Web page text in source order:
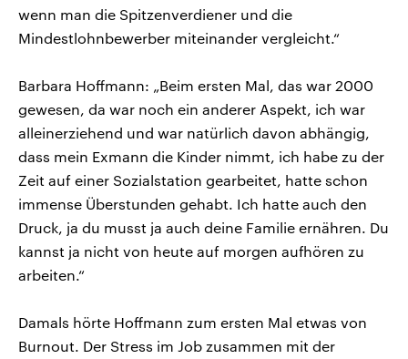
wenn man die Spitzenverdiener und die
Mindestlohnbewerber miteinander vergleicht.“
Barbara Hoffmann: „Beim ersten Mal, das war 2000
gewesen, da war noch ein anderer Aspekt, ich war
alleinerziehend und war natürlich davon abhängig,
dass mein Exmann die Kinder nimmt, ich habe zu der
Zeit auf einer Sozialstation gearbeitet, hatte schon
immense Überstunden gehabt. Ich hatte auch den
Druck, ja du musst ja auch deine Familie ernähren. Du
kannst ja nicht von heute auf morgen aufhören zu
arbeiten.“
Damals hörte Hoffmann zum ersten Mal etwas von
Burnout. Der Stress im Job zusammen mit der